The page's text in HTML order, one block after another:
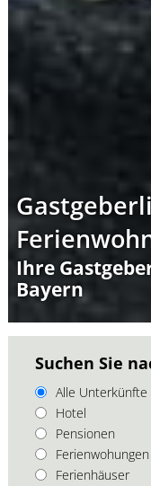
Ihre
Bayern
Suchen Sie
Alle Unterkünfte
Hotel
Pensionen
Ferienwohungen
Ferienhäuser